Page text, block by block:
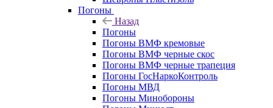
Погоны
Назад
Погоны
Погоны ВМФ кремовые
Погоны ВМФ черные скос
Погоны ВМФ черные трапеция
Погоны ГосНаркоКонтроль
Погоны МВД
Погоны Минобороны